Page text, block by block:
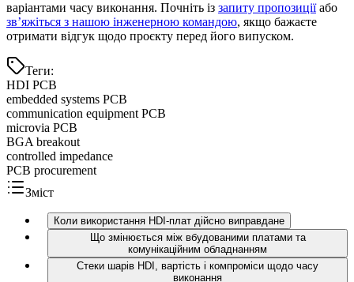
варіантами часу виконання. Почніть із запиту пропозиціїабо
зв’яжіться з нашою інженерною командою, якщо бажаєте
отримати відгук щодо проєкту перед його випуском.
Теги:
HDI PCB
embedded systems PCB
communication equipment PCB
microvia PCB
BGA breakout
controlled impedance
PCB procurement
Зміст
Коли використання HDI-плат дійсно виправдане
Що змінюється між вбудованими платами та
комунікаційним обладнанням
Стеки шарів HDI, вартість і компроміси щодо часу
виконання